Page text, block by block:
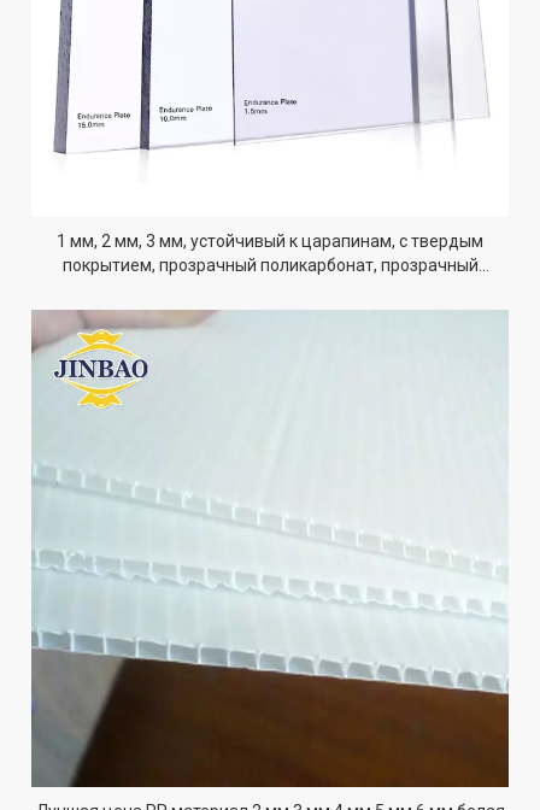
1 мм, 2 мм, 3 мм, устойчивый к царапинам, с твердым
покрытием, прозрачный поликарбонат, прозрачный